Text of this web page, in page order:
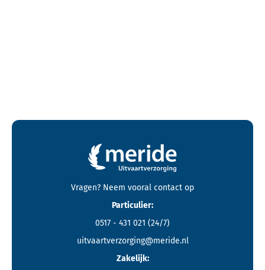
Contactgegevens en footer menu van Meride
Vragen? Neem vooral contact op
Particulier:
0517 - 431 021 (24/7)
uitvaartverzorging@meride.nl
Zakelijk: